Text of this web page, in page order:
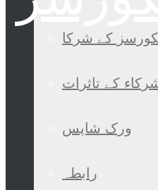
کے شرکا
کے تاثرات
ورک شاپس
رابطہ